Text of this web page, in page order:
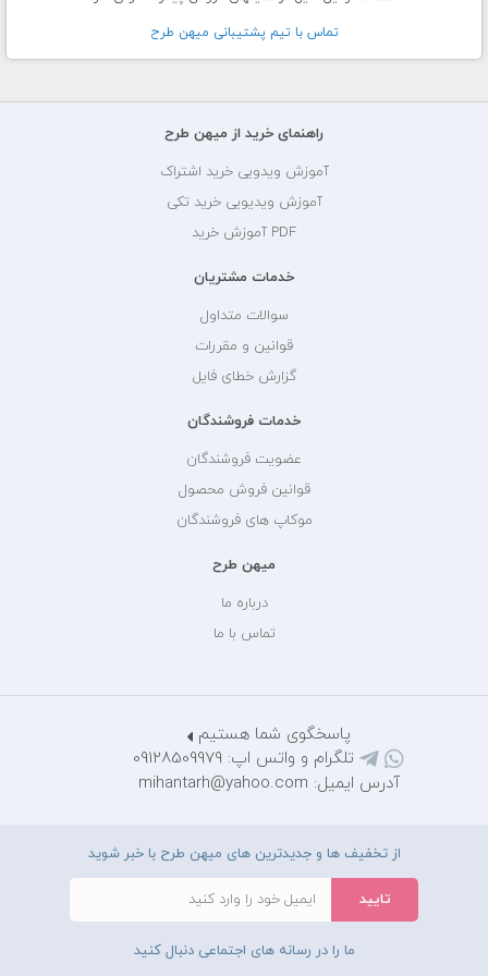
تماس با تيم پشتيبانی ميهن طرح
راهنمای خرید از میهن طرح
آموزش ویدویی خرید اشتراک
آموزش ویدیویی خرید تکی
PDF آموزش خرید
خدمات مشتریان
سوالات متداول
قوانین و مقررات
گزارش خطای فایل
خدمات فروشندگان
عضویت فروشندگان
قوانین فروش محصول
موکاپ های فروشندگان
میهن طرح
درباره ما
تماس با ما
پاسخگوی شما هستیم
تلگرام و واتس اپ: 09128509979
آدرس ایمیل: mihantarh@yahoo.com
از تخفیف ها و جدیدترین های میهن طرح با خبر شوید
ما را در رسانه های اجتماعی دنبال کنید